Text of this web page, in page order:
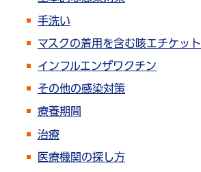
手洗い
マスクの着用を含む咳エチケット
インフルエンザワクチン
その他の感染対策
療養期間
治療
医療機関の探し方